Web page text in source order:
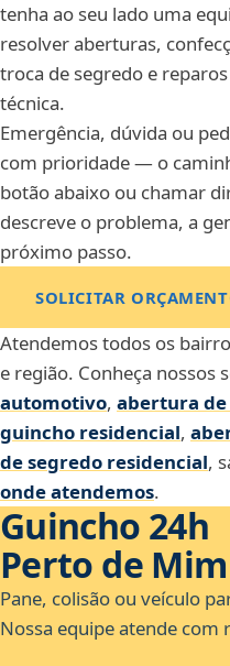
tenha ao seu lado uma
resolver aberturas,
troca de segredo e
técnica.
Emergência, dúvida ou
com prioridade — o
botão abaixo ou chamar
descreve o problema, a
próximo passo.
SOLICITAR
Atendemos todos os
e região. Conheça nossos
automotivo, abertura
guincho residencial,
de segredo residencial,
onde atendemos.
Guincho 24h
Perto de Mim
Pane, colisão ou veículo
Nossa equipe atende com